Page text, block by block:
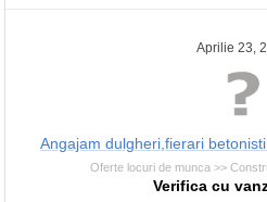
Aprilie 23,
Angajam dulgheri,fierari
Oferte locuri de munca >>
Verifica cu